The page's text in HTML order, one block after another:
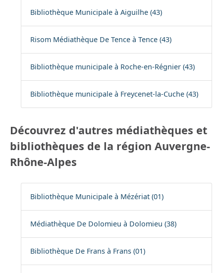
Bibliothèque Municipale à Aiguilhe (43)
Risom Médiathèque De Tence à Tence (43)
Bibliothèque municipale à Roche-en-Régnier (43)
Bibliothèque municipale à Freycenet-la-Cuche (43)
Découvrez d'autres médiathèques et
bibliothèques de la région Auvergne-
Rhône-Alpes
Bibliothèque Municipale à Mézériat (01)
Médiathèque De Dolomieu à Dolomieu (38)
Bibliothèque De Frans à Frans (01)